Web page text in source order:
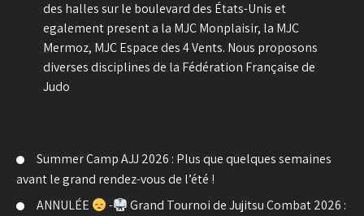
des halles sur le boulevard des États-Unis et
egalement present a la MJC Monplaisir, la MJC
Mermoz, MJC Espace des 4 Vents. Nous proposons
diverses disciplines de la Fédération Française de
Judo
Summer Camp AJJ 2026 : Plus que quelques semaines
avant le grand rendez-vous de l’été !
ANNULÉE
-
Grand Tournoi de Jujitsu Combat 2026 :